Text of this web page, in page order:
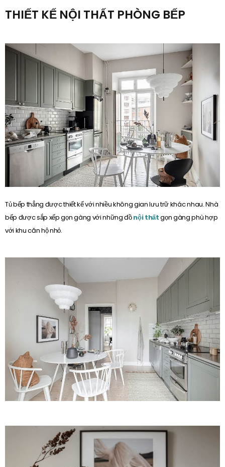
THIẾT KẾ NỘI THẤT PHÒNG BẾP
Tủ bếp thẳng được thiết kế với nhiều không gian lưu trữ khác nhau. Nhà
bếp được sắp xếp gọn gàng với những đồnội thấtgọn gàng phù hợp
với khu căn hộ nhỏ.